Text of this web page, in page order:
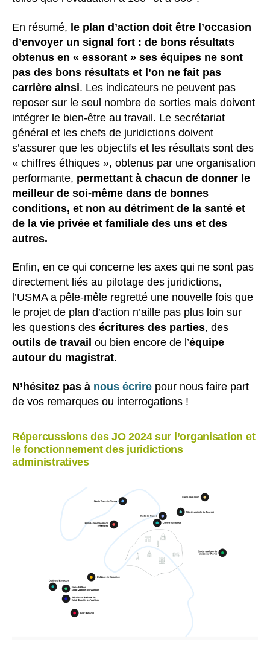
En résumé, le plan d’action doit être l’occasion
d’envoyer un signal fort : de bons résultats
obtenus en « essorant » ses équipes ne sont
pas des bons résultats et l’on ne fait pas
carrière ainsi. Les indicateurs ne peuvent pas
reposer sur le seul nombre de sorties mais doivent
intégrer le bien-être au travail. Le secrétariat
général et les chefs de juridictions doivent
s’assurer que les objectifs et les résultats sont des
« chiffres éthiques », obtenus par une organisation
performante, permettant à chacun de donner le
meilleur de soi-même dans de bonnes
conditions, et non au détriment de la santé et
de la vie privée et familiale des uns et des
autres.
Enfin, en ce qui concerne les axes qui ne sont pas
directement liés au pilotage des juridictions,
l’USMA a pêle-mêle regretté une nouvelle fois que
le projet de plan d’action n’aille pas plus loin sur
les questions des écritures des parties, des
outils de travail ou bien encore de l’équipe
autour du magistrat.
N’hésitez pas à nous écrire pour nous faire part
de vos remarques ou interrogations !
Répercussions des JO 2024 sur l’organisation et
le fonctionnement des juridictions
administratives